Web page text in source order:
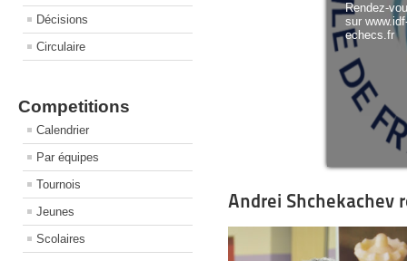
Décisions
Circulaire
Competitions
Calendrier
Par équipes
Tournois
Jeunes
Scolaires
Rendez-
sur
echecs.fr
Andrei Shchekachev